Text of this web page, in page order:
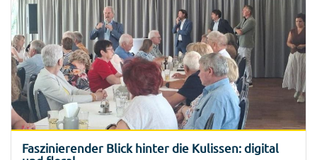
Faszinierender Blick hinter die Kulissen: digital